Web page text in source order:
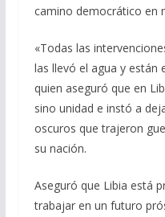
camino democrático en
«Todas las
las llevó el agua y están
quien aseguró que en
sino unidad e instó a
oscuros que trajeron
su nación.
Aseguró que Libia está
trabajar en un futuro